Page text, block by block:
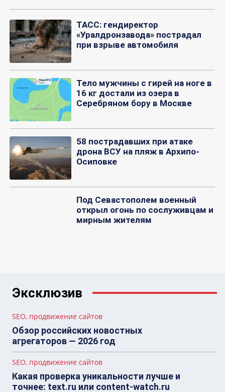
ТАСС: гендиректор
«Уралдронзавода» пострадал
при взрыве автомобиля
Тело мужчины с гирей на ноге в
16 кг достали из озера в
Серебряном бору в Москве
58 пострадавших при атаке
дрона ВСУ на пляж в Архипо-
Осиповке
Под Севастополем военный
открыл огонь по сослуживцам и
мирным жителям
Эксклюзив
SEO, продвижение сайтов
Обзор российских новостных
агрегаторов — 2026 год
SEO, продвижение сайтов
Какая проверка уникальности лучше и
точнее: text.ru или content-watch.ru